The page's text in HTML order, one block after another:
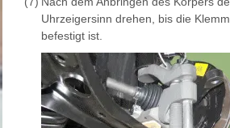
Uhrzeigersinn drehen, bis die
befestigt ist.